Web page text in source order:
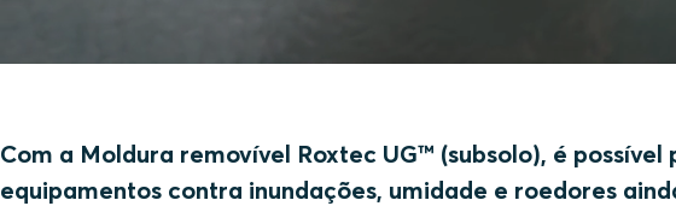
Com a Moldura removível Roxtec UG™ (subsolo), é
equipamentos contra inundações, umidade e roedores